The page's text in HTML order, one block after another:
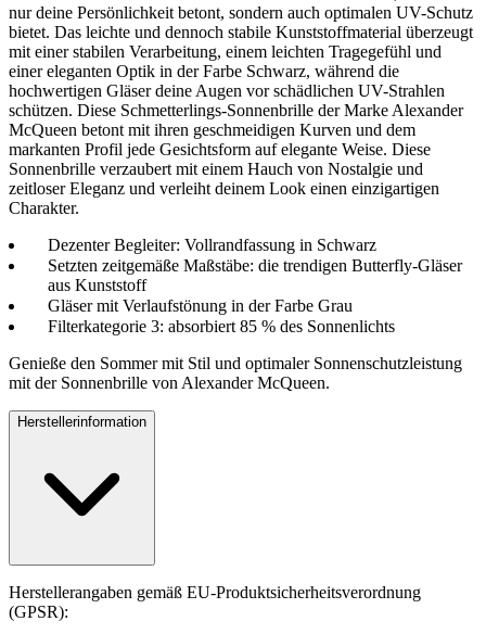
nur deine Persönlichkeit betont, sondern auch optimalen UV-Schutz
bietet. Das leichte und dennoch stabile Kunststoffmaterial überzeugt
mit einer stabilen Verarbeitung, einem leichten Tragegefühl und
einer eleganten Optik in der Farbe Schwarz, während die
hochwertigen Gläser deine Augen vor schädlichen UV-Strahlen
schützen. Diese Schmetterlings-Sonnenbrille der Marke Alexander
McQueen betont mit ihren geschmeidigen Kurven und dem
markanten Profil jede Gesichtsform auf elegante Weise. Diese
Sonnenbrille verzaubert mit einem Hauch von Nostalgie und
zeitloser Eleganz und verleiht deinem Look einen einzigartigen
Charakter.
Dezenter Begleiter: Vollrandfassung in Schwarz
Setzten zeitgemäße Maßstäbe: die trendigen Butterfly-Gläser
aus Kunststoff
Gläser mit Verlaufstönung in der Farbe Grau
Filterkategorie 3: absorbiert 85 % des Sonnenlichts
Genieße den Sommer mit Stil und optimaler Sonnenschutzleistung
mit der Sonnenbrille von Alexander McQueen.
Herstellerinformation
Herstellerangaben gemäß EU-Produktsicherheitsverordnung
(GPSR):